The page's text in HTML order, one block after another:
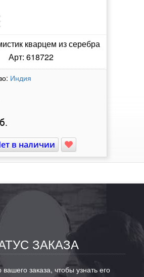
кварцем из серебра
Арт: 618722
Индия
в наличии
ЗАКАЗА
заказа, чтобы узнать его